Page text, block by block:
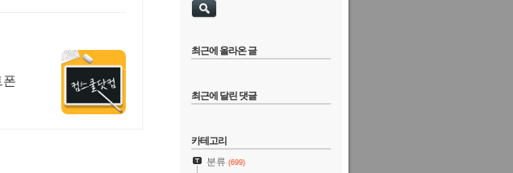
폰
최근에 올라온 글
최근에 달린 댓글
카테고리
분류 (699)